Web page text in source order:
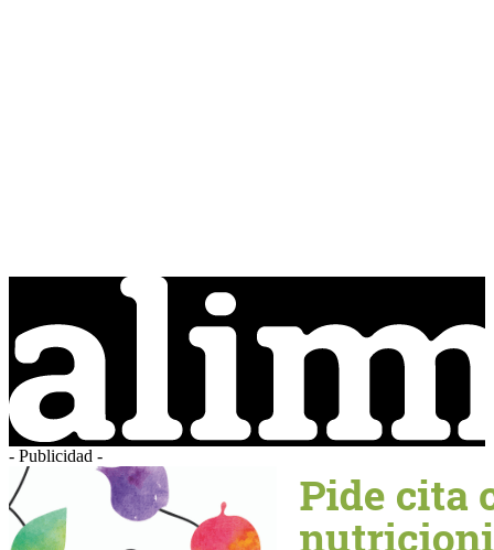
- Publicidad -